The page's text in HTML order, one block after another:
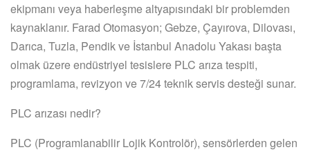
ekipmanı veya haberleşme altyapısındaki bir problemden
kaynaklanır. Farad Otomasyon; Gebze, Çayırova, Dilovası,
Darıca, Tuzla, Pendik ve İstanbul Anadolu Yakası başta
olmak üzere endüstriyel tesislere PLC arıza tespiti,
programlama, revizyon ve 7/24 teknik servis desteği sunar.
PLC arızası nedir?
PLC (Programlanabilir Lojik Kontrolör), sensörlerden gelen